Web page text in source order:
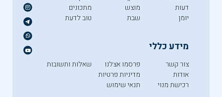
דעות
יומן
מוצש
שבת
מתכונים
טוב לדעת
מידע כללי
צור קשר
אודות
רכישת מנוי
פרסמו אצלנו
מדיניות פרטיות
תנאי שימוש
שאלות ותשובות